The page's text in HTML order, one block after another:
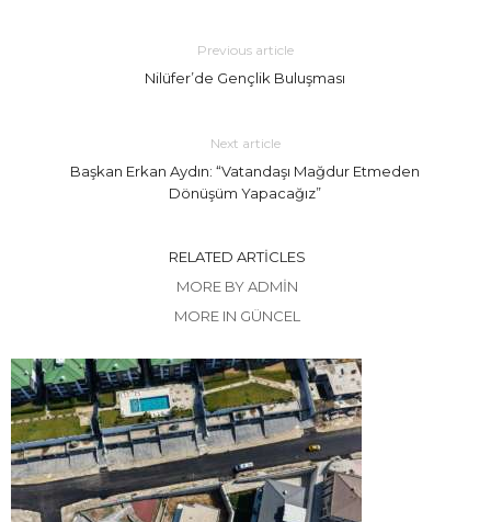
Previous article
Nilüfer’de Gençlik Buluşması
Next article
Başkan Erkan Aydın: “Vatandaşı Mağdur Etmeden
Dönüşüm Yapacağız”
RELATED ARTICLES
MORE BY ADMIN
MORE IN GÜNCEL